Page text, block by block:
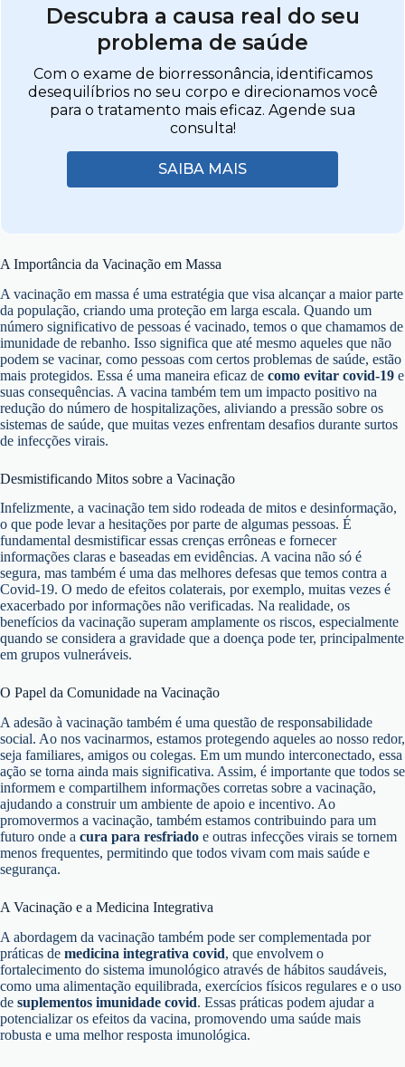
Descubra a causa real do seu
problema de saúde
Com o exame de biorressonância, identificamos
desequilíbrios no seu corpo e direcionamos você
para o tratamento mais eficaz. Agende sua
consulta!
SAIBA MAIS
A Importância da Vacinação em Massa
A vacinação em massa é uma estratégia que visa alcançar a maior parte
da população, criando uma proteção em larga escala. Quando um
número significativo de pessoas é vacinado, temos o que chamamos de
imunidade de rebanho. Isso significa que até mesmo aqueles que não
podem se vacinar, como pessoas com certos problemas de saúde, estão
mais protegidos. Essa é uma maneira eficaz de como evitar covid-19 e
suas consequências. A vacina também tem um impacto positivo na
redução do número de hospitalizações, aliviando a pressão sobre os
sistemas de saúde, que muitas vezes enfrentam desafios durante surtos
de infecções virais.
Desmistificando Mitos sobre a Vacinação
Infelizmente, a vacinação tem sido rodeada de mitos e desinformação,
o que pode levar a hesitações por parte de algumas pessoas. É
fundamental desmistificar essas crenças errôneas e fornecer
informações claras e baseadas em evidências. A vacina não só é
segura, mas também é uma das melhores defesas que temos contra a
Covid-19. O medo de efeitos colaterais, por exemplo, muitas vezes é
exacerbado por informações não verificadas. Na realidade, os
benefícios da vacinação superam amplamente os riscos, especialmente
quando se considera a gravidade que a doença pode ter, principalmente
em grupos vulneráveis.
O Papel da Comunidade na Vacinação
A adesão à vacinação também é uma questão de responsabilidade
social. Ao nos vacinarmos, estamos protegendo aqueles ao nosso redor,
seja familiares, amigos ou colegas. Em um mundo interconectado, essa
ação se torna ainda mais significativa. Assim, é importante que todos se
informem e compartilhem informações corretas sobre a vacinação,
ajudando a construir um ambiente de apoio e incentivo. Ao
promovermos a vacinação, também estamos contribuindo para um
futuro onde a cura para resfriado e outras infecções virais se tornem
menos frequentes, permitindo que todos vivam com mais saúde e
segurança.
A Vacinação e a Medicina Integrativa
A abordagem da vacinação também pode ser complementada por
práticas de medicina integrativa covid, que envolvem o
fortalecimento do sistema imunológico através de hábitos saudáveis,
como uma alimentação equilibrada, exercícios físicos regulares e o uso
de suplementos imunidade covid. Essas práticas podem ajudar a
potencializar os efeitos da vacina, promovendo uma saúde mais
robusta e uma melhor resposta imunológica.